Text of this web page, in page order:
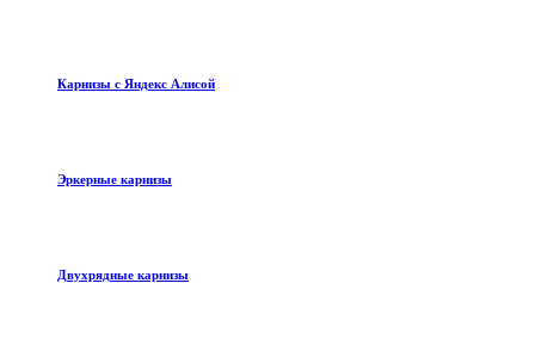
Карнизы с Яндекс Алисой
Эркерные карнизы
Двухрядные карнизы